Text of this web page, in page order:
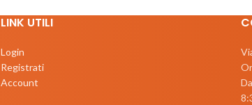
LINK UTILI
Login
Registrati
Account